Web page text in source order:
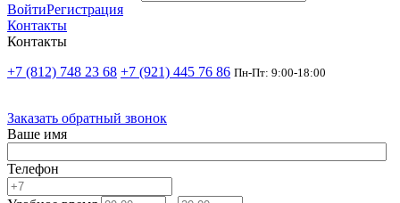
ВойтиРегистрация
Контакты
Контакты
+7 (812) 748 23 68 +7 (921) 445 76 86 Пн-Пт: 9:00-18:00
Заказать обратный звонок
Ваше имя
Телефон